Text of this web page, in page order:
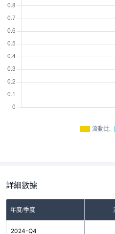
流動比
詳細數據
年度/季度
2024-Q4